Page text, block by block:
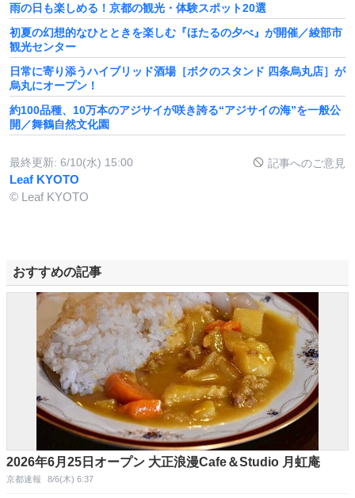
雨の日も楽しめる！京都の観光・体験スポット20選
初夏の幻想的なひとときを楽しむ『ほたるの夕べ』が開催／綾部市
観光センター
日常に寄り添うハイブリッド酒場［ボクのスタンド 四条烏丸店］が
烏丸にオープン！
約100品種、10万本のアジサイが咲き誇る“アジサイの海”を一般公
開／舞鶴自然文化園
最終更新: 6/10(水) 15:00 記事へのご意見
Leaf KYOTO
© Leaf KYOTO
おすすめの記事
2026年6月25日オープン 大正浪漫Cafe＆Studio 月虹庵
京都速報 8/6(木) 6:37